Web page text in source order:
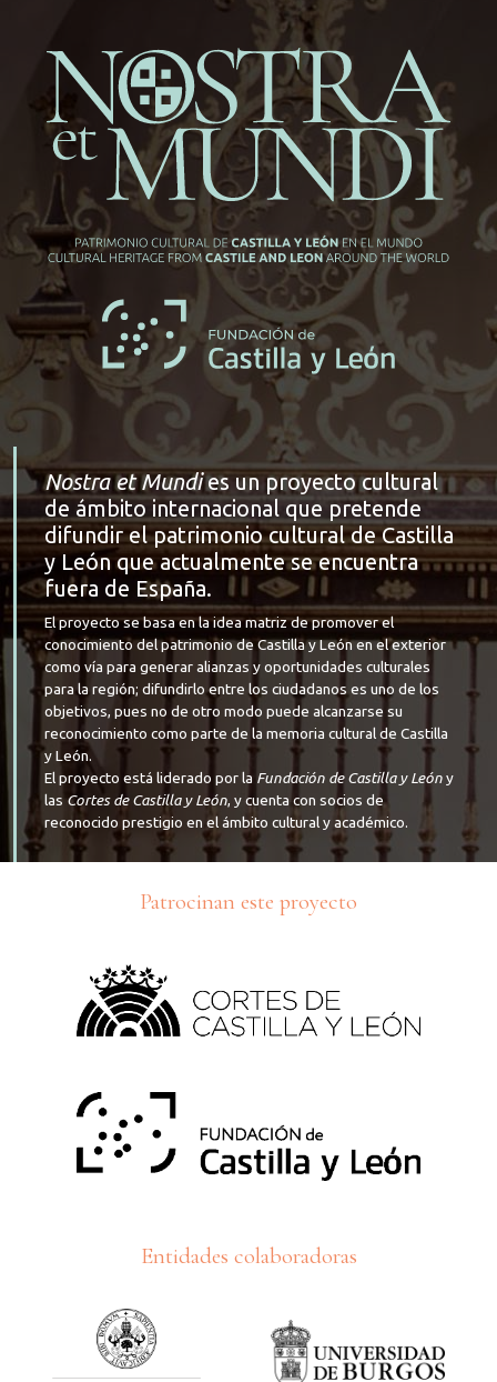
Nostra et Mundies un proyecto cultural
de ámbito internacional que pretende
difundir el patrimonio cultural de Castilla
y León que actualmente se encuentra
fuera de España.
El proyecto se basa en la idea matriz de promover el
conocimiento del patrimonio de Castilla y León en el exterior
como vía para generar alianzas y oportunidades culturales
para la región; difundirlo entre los ciudadanos es uno de los
objetivos, pues no de otro modo puede alcanzarse su
reconocimiento como parte de la memoria cultural de Castilla
y León.
El proyecto está liderado por la Fundación de Castilla y Leóny
lasCortes de Castilla y León, y cuenta con socios de
reconocido prestigio en el ámbito cultural y académico.
Patrocinan este proyecto
Entidades colaboradoras